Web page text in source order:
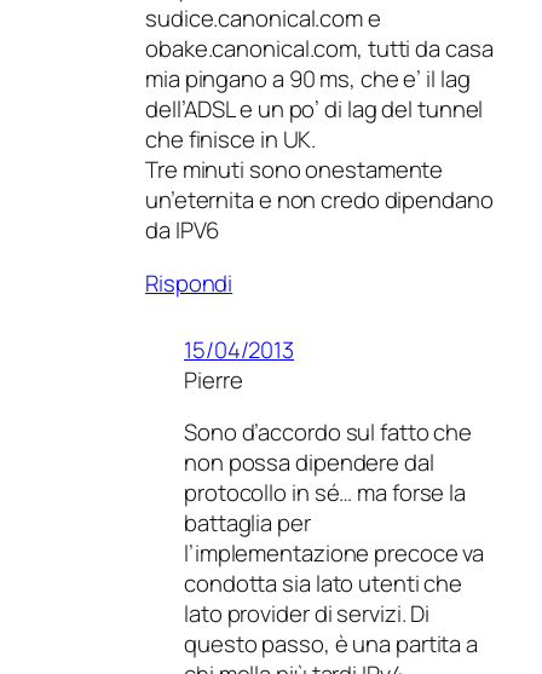
sudice.canonical.com e
obake.canonical.com, tutti da casa
mia pingano a 90 ms, che e’ il lag
dell’ADSL e un po’ di lag del tunnel
che finisce in UK.
Tre minuti sono onestamente
un’eternita e non credo dipendano
da IPV6
Rispondi
15/04/2013
Pierre
Sono d’accordo sul fatto che
non possa dipendere dal
protocollo in sé… ma forse la
battaglia per
l’implementazione precoce va
condotta sia lato utenti che
lato provider di servizi. Di
questo passo, è una partita a